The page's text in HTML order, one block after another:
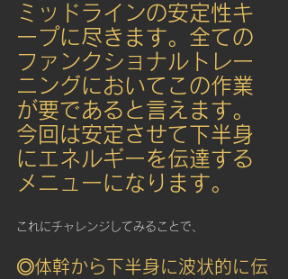
ミッドラインの安定性キ
ープに尽きます。全ての
ファンクショナルトレー
ニングにおいてこの作業
が要であると言えます。
今回は安定させて下半身
にエネルギーを伝達する
メニューになります。
これにチャレンジしてみることで、
◎体幹から下半身に波状的に伝